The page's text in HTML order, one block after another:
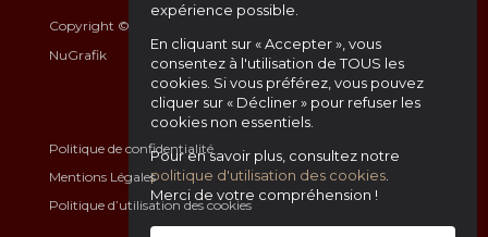
Copyright ©
NuGrafik
expérience possible.
En cliquant sur « Accepter », vous
consentez à l'utilisation de TOUS les
cookies. Si vous préférez, vous pouvez
cliquer sur « Décliner » pour refuser les
cookies non essentiels.
Pour en savoir plus, consultez notre
politique d'utilisation des cookies
Merci de votre compréhension !
Politique de confidentialité
Mentions Légales
Politique d’utilisation des cookies